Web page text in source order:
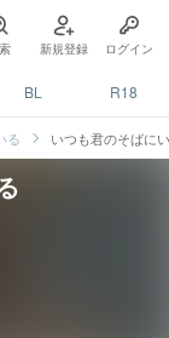
新規登録 ログイン
BL R18
る いつも君のそばに